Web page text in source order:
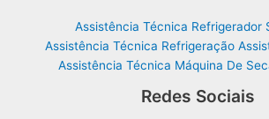
Assistência Técnica Refrigerador
Assistência Técnica Refrigeração
Assistência Técnica Máquina De
Redes Sociais